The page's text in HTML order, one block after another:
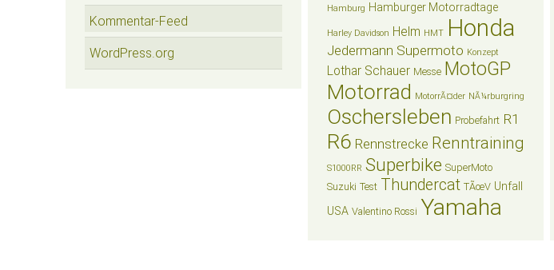
Kommentar-Feed
WordPress.org
Hamburg Hamburger Motorradtage
Harley Davidson Helm HMT Honda
Jedermann Supermoto Konzept
Lothar Schauer Messe MotoGP
Motorrad MotorrÃ¤der NÃ¼rburgring
Oschersleben Probefahrt R1
R6 Rennstrecke Renntraining
S1000RR Superbike SuperMoto
Suzuki Test Thundercat TÃœV Unfall
USA Valentino Rossi Yamaha